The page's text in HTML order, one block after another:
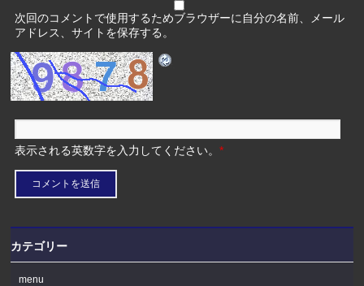
次回のコメントで使用するためブラウザーに自分の名前、メール
アドレス、サイトを保存する。
表示される英数字を入力してください。*
カテゴリー
menu